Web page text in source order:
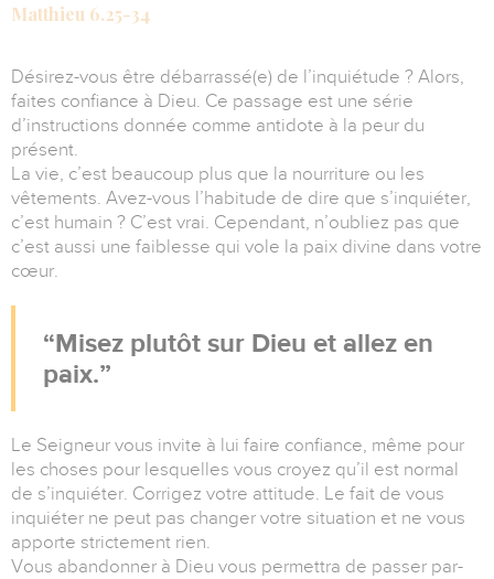
Matthieu 6.25-34
Désirez-vous être débarrassé(e) de l’inquiétude ? Alors,
faites confiance à Dieu. Ce passage est une série
d’instructions donnée comme antidote à la peur du
présent.
La vie, c’est beaucoup plus que la nourriture ou les
vêtements. Avez-vous l’habitude de dire que s’inquiéter,
c’est humain ? C’est vrai. Cependant, n’oubliez pas que
c’est aussi une faiblesse qui vole la paix divine dans votre
cœur.
Misez plutôt sur Dieu et allez en
paix.
Le Seigneur vous invite à lui faire confiance, même pour
les choses pour lesquelles vous croyez qu’il est normal
de s’inquiéter. Corrigez votre attitude. Le fait de vous
inquiéter ne peut pas changer votre situation et ne vous
apporte strictement rien.
Vous abandonner à Dieu vous permettra de passer par-